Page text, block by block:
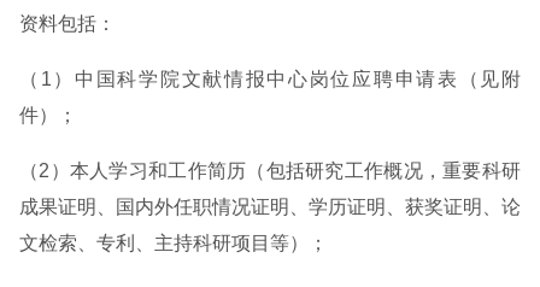
资料包括：
（1）中国科学院文献情报中心岗位应聘申请表（见附
件）；
（2）本人学习和工作简历（包括研究工作概况，重要科研
成果证明、国内外任职情况证明、学历证明、获奖证明、论
文检索、专利、主持科研项目等）；